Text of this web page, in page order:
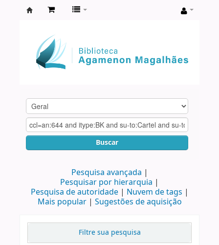
Agamenon
Magalhães
Buscar
Pesquisa avançada
Pesquisar por hierarquia
Pesquisa de autoridade
Nuvem de tags
Mais popular
Sugestões de aquisição
Filtre sua pesquisa